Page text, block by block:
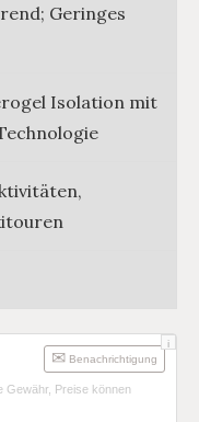
Geringes
Isolation mit
i
Benachrichtigung
Gewähr, Preise können